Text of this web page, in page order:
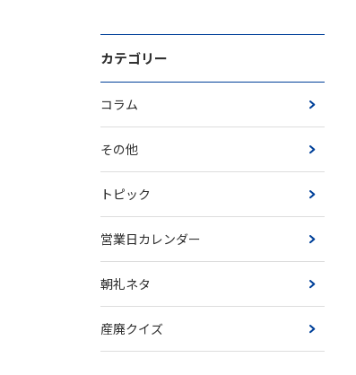
カテゴリー
コラム
その他
トピック
営業日カレンダー
朝礼ネタ
産廃クイズ